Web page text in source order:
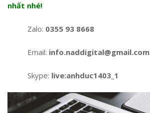
nhất nhé!
Zalo: 0355 93 8668
Email: info.naddigital@gmail.com
Skype: live:anhduc1403_1